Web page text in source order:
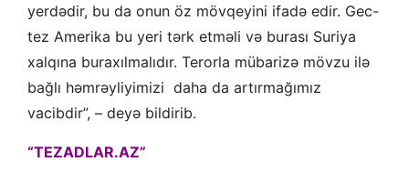
yerdədir, bu da onun öz mövqeyini ifadə edir. Gec-
tez Amerika bu yeri tərk etməli və burası Suriya
xalqına buraxılmalıdır. Terorla mübarizə mövzu ilə
bağlı həmrəyliyimizi daha da artırmağımız
vacibdir”, – deyə bildirib.
“TEZADLAR.AZ”